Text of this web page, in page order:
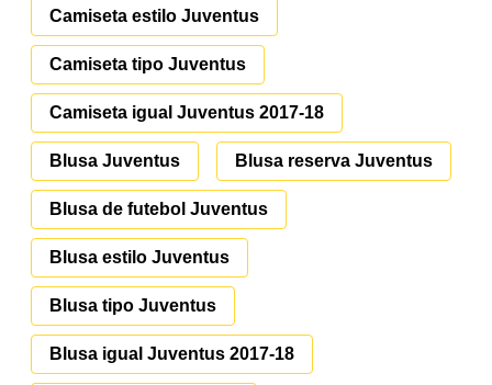
Camiseta estilo Juventus
Camiseta tipo Juventus
Camiseta igual Juventus 2017-18
Blusa Juventus Blusa reserva Juventus
Blusa de futebol Juventus
Blusa estilo Juventus
Blusa tipo Juventus
Blusa igual Juventus 2017-18